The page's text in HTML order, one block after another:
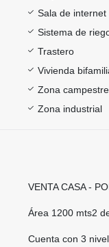
Sala de internet
Sistema de
Trastero
Vivienda
Zona campestre
Zona industrial
VENTA CASA -
Área 1200 mts2
Cuenta con 3